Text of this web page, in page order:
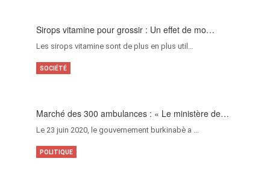
Sirops vitamine pour grossir : Un effet de mo…
Les sirops vitamine sont de plus en plus util…
Marché des 300 ambulances : « Le ministère de…
Le 23 juin 2020, le gouvernement burkinabè a …
SOCIÉTÉ
POLITIQUE